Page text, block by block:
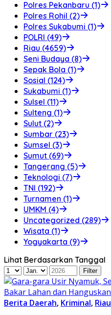
Polres Pekanbaru (1)
Polres Rohil (2)
Polres Sukabumi (1)
POLRI (49)
Riau (4659)
Seni Budaya (8)
Sepak Bola (1)
Sosial (124)
Sukabumi (1)
Sulsel (11)
Sulteng (1)
Sulut (2)
Sumbar (23)
Sumsel (3)
Sumut (69)
Tangerang (5)
Teknologi (7)
TNI (192)
Turnamen (1)
UMKM (4)
Uncategorized (289)
Wisata (1)
Yogyakarta (9)
Lihat Berdasarkan Tanggal
Berita Daerah, Kriminal, Riau